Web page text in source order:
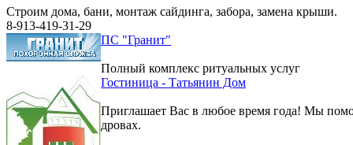
Строим дома, бани, монтаж сайдинга, забора, замена крыши.
8-913-419-31-29
ПС "Гранит"
Полный комплекс ритуальных услуг
Гостиница - Татьянин Дом
Приглашает Вас в любое время года! Мы
дровах.